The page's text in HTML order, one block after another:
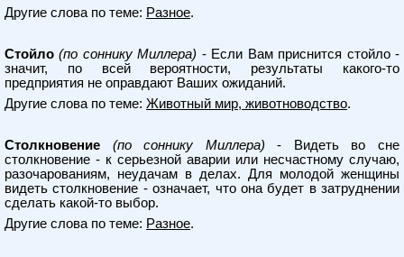
Другие слова по теме: Разное.
Стойло (по соннику Миллера) - Если Вам приснится стойло -
значит, по всей вероятности, результаты какого-то
предприятия не оправдают Ваших ожиданий.
Другие слова по теме: Животный мир, животноводство.
Столкновение (по соннику Миллера) - Видеть во сне
столкновение - к серьезной аварии или несчастному случаю,
разочарованиям, неудачам в делах. Для молодой женщины
видеть столкновение - означает, что она будет в затруднении
сделать какой-то выбор.
Другие слова по теме: Разное.